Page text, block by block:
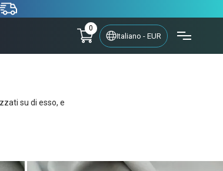
0
Italiano - EUR
su di esso, e